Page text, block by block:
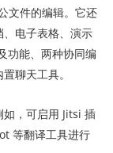
文件的编辑。它还
、电子表格、演示
功能、两种协同编
聊天工具。
，可启用 Jitsi 插
等翻译工具进行